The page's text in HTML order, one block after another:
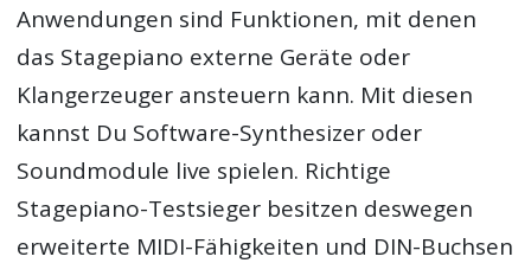
Anwendungen sind Funktionen, mit denen
das Stagepiano externe Geräte oder
Klangerzeuger ansteuern kann. Mit diesen
kannst Du Software-Synthesizer oder
Soundmodule live spielen. Richtige
Stagepiano-Testsieger besitzen deswegen
erweiterte MIDI-Fähigkeiten und DIN-Buchsen